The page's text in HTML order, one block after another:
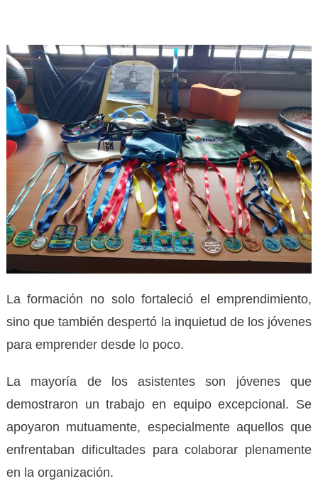
La formación no solo fortaleció el emprendimiento,
sino que también despertó la inquietud de los jóvenes
para emprender desde lo poco.
La mayoría de los asistentes son jóvenes que
demostraron un trabajo en equipo excepcional. Se
apoyaron mutuamente, especialmente aquellos que
enfrentaban dificultades para colaborar plenamente
en la organización.